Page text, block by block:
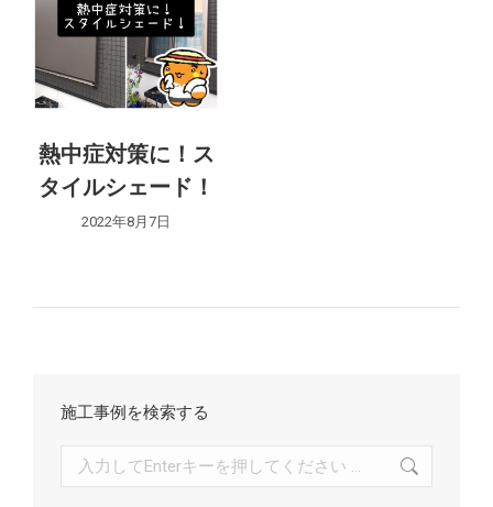
ゲ
ー
シ
ョ
熱中症対策に！ス
タイルシェード！
2022年8月7日
施工事例を検索する